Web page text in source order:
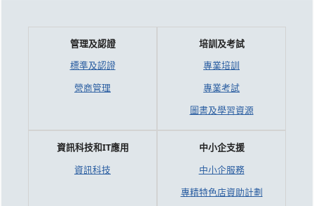
管理及認證
標準及認證
營商管理
培訓及考試
專業培訓
專業考試
圖書及學習資源
資訊科技和IT應用
資訊科技
中小企支援
中小企服務
專精特色店資助計劃